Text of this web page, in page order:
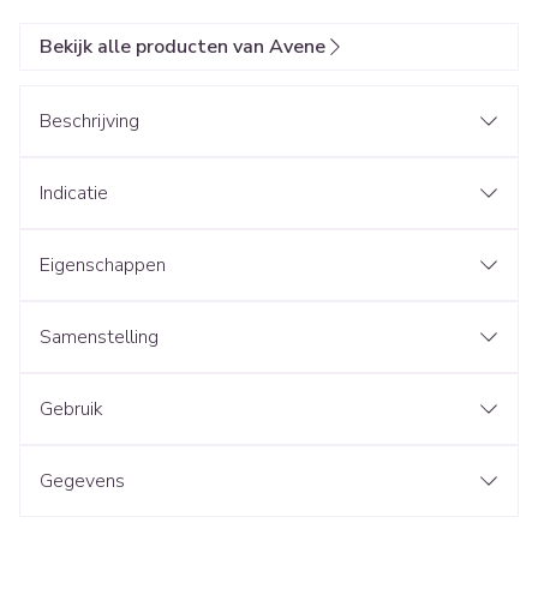
Bekijk alle producten van Avene
Beschrijving
Indicatie
Eigenschappen
Samenstelling
Gebruik
Gegevens